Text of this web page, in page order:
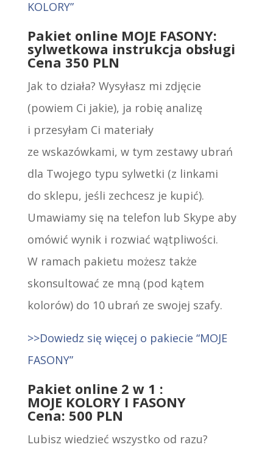
KOLORY”
Pakiet online MOJE FASONY:
sylwetkowa instrukcja obsługi
Cena 350 PLN
Jak to działa? Wysyłasz mi zdjęcie
(powiem Ci jakie), ja robię analizę
i przesyłam Ci materiały
ze wskazówkami, w tym zestawy ubrań
dla Twojego typu sylwetki (z linkami
do sklepu, jeśli zechcesz je kupić).
Umawiamy się na telefon lub Skype aby
omówić wynik i rozwiać wątpliwości.
W ramach pakietu możesz także
skonsultować ze mną (pod kątem
kolorów) do 10 ubrań ze swojej szafy.
>>Dowiedz się więcej o pakiecie “MOJE
FASONY”
Pakiet online 2 w 1 :
MOJE KOLORY I FASONY
Cena: 500 PLN
Lubisz wiedzieć wszystko od razu?